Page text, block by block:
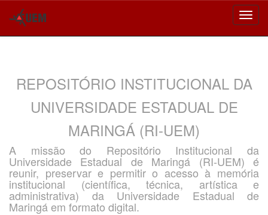
REPOSITÓRIO INSTITUCIONAL DA
UNIVERSIDADE ESTADUAL DE
MARINGÁ (RI-UEM)
A missão do Repositório Institucional da
Universidade Estadual de Maringá (RI-UEM) é
reunir, preservar e permitir o acesso à memória
institucional (científica, técnica, artística e
administrativa) da Universidade Estadual de
Maringá em formato digital.